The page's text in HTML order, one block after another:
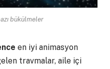
bükülmeler
en iyi animasyon
travmalar, aile içi